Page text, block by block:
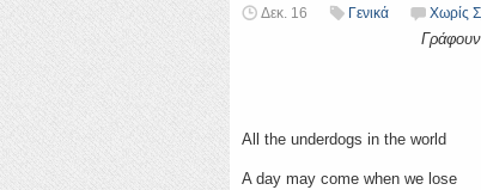
Δεκ. 16 Γενικά Χωρίς
Γράφουν οι Στάμου
All the underdogs in the world
A day may come when we lose